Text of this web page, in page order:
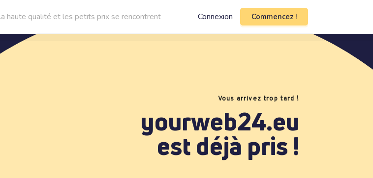
haute qualité et les petits prix se rencontrent Connexion Commencez !
Vous arrivez trop tard !
yourweb24.eu
est déjà pris !